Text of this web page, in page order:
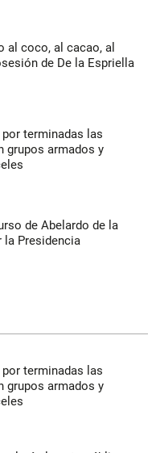
al coco, al cacao, al
de De la Espriella
terminadas las
grupos armados y
de Abelardo de la
la Presidencia
terminadas las
grupos armados y